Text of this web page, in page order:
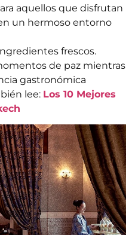
aquellos que disfrutan
un hermoso entorno
frescos.
de paz mientras
gastronómica
lee: Los 10 Mejores